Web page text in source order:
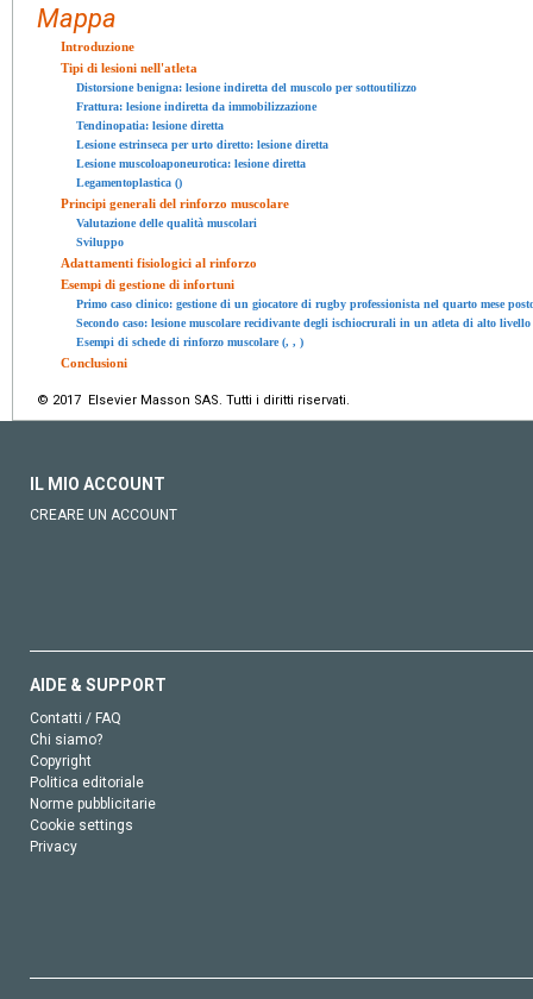
Mappa
Introduzione
Tipi di lesioni nell'atleta
Distorsione benigna: lesione indiretta del muscolo per sottoutilizzo
Frattura: lesione indiretta da immobilizzazione
Tendinopatia: lesione diretta
Lesione estrinseca per urto diretto: lesione diretta
Lesione muscoloaponeurotica: lesione diretta
Legamentoplastica ()
Principi generali del rinforzo muscolare
Valutazione delle qualità muscolari
Sviluppo
Adattamenti fisiologici al rinforzo
Esempi di gestione di infortuni
Primo caso clinico: gestione di un giocatore di rugby professionista nel quarto mese
Secondo caso: lesione muscolare recidivante degli ischiocrurali in un atleta di alto livello
Esempi di schede di rinforzo muscolare (, , )
Conclusioni
© 2017 Elsevier Masson SAS. Tutti i diritti riservati.
IL MIO ACCOUNT
CREARE UN ACCOUNT
AIDE & SUPPORT
Contatti / FAQ
Chi siamo?
Copyright
Politica editoriale
Norme pubblicitarie
Cookie settings
Privacy